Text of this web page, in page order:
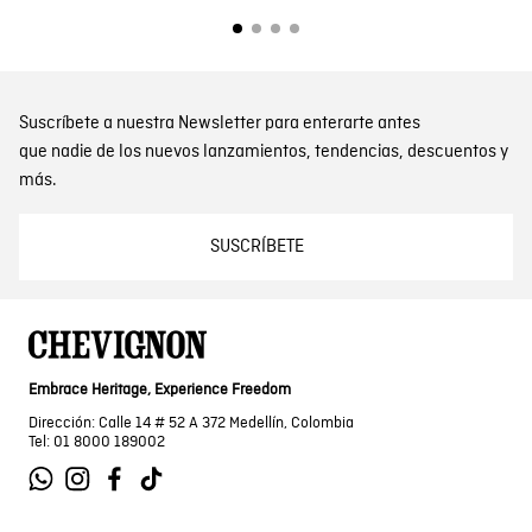
Suscríbete a nuestra Newsletter para enterarte antes
que nadie de los nuevos lanzamientos, tendencias, descuentos y
más.
SUSCRÍBETE
Embrace Heritage, Experience Freedom
Dirección: Calle 14 # 52 A 372 Medellín, Colombia
Tel: 01 8000 189002